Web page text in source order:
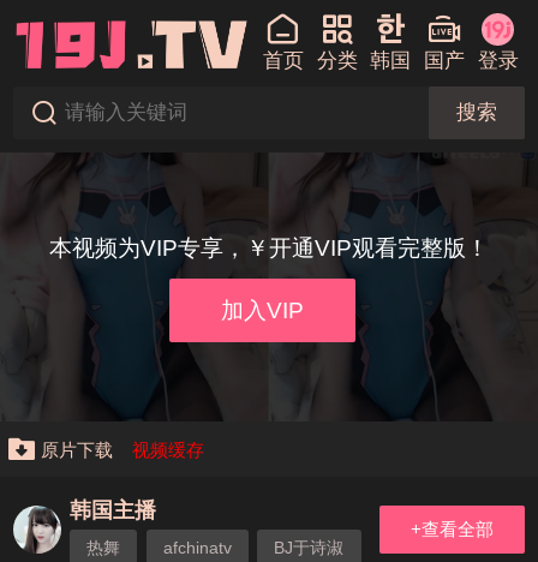
首页 分类 韩国 国产 登录
搜索
本视频为VIP专享，￥开通VIP观看完整版！
加入VIP
原片下载 视频缓存
韩国主播
热舞 afchinatv BJ于诗淑
+查看全部